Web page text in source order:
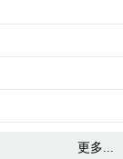
更多...